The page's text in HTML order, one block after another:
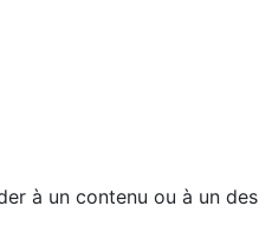
à un contenu ou à un des